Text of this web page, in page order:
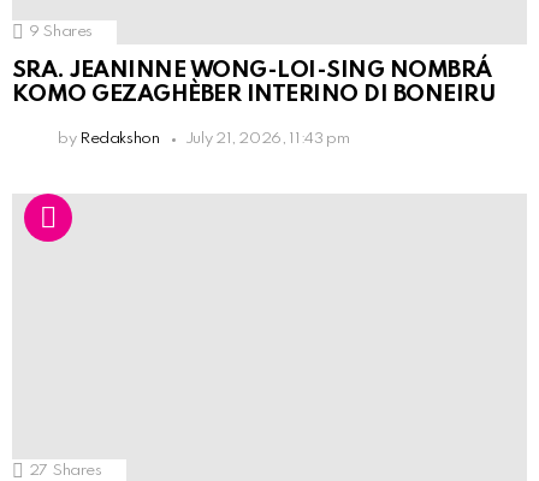
9 Shares
SRA. JEANINNE WONG-LOI-SING NOMBRÁ
KOMO GEZAGHÈBER INTERINO DI BONEIRU
by Redakshon July 21, 2026, 11:43 pm
27 Shares